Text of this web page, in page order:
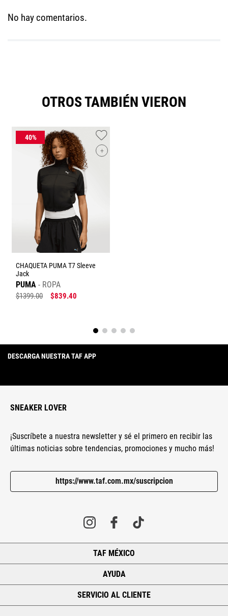
No hay comentarios.
OTROS TAMBIÉN VIERON
+
CHAQUETA PUMA T7 Sleeve
Jack
PUMA ROPA
$1399.00 $839.40
DESCARGA NUESTRA TAF APP
SNEAKER LOVER
¡Suscríbete a nuestra newsletter y sé el primero en recibir las
últimas noticias sobre tendencias, promociones y mucho más!
https://www.taf.com.mx/suscripcion
TAF MÉXICO
AYUDA
SERVICIO AL CLIENTE